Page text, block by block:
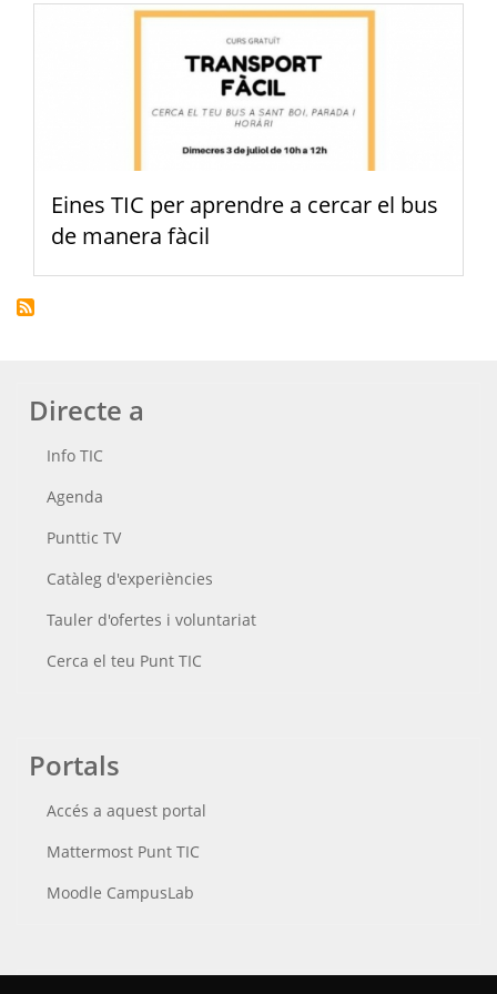
Eines TIC per aprendre a cercar el bus
de manera fàcil
Directe a
Info TIC
Agenda
Punttic TV
Catàleg d'experiències
Tauler d'ofertes i voluntariat
Cerca el teu Punt TIC
Portals
Accés a aquest portal
Mattermost Punt TIC
Moodle CampusLab